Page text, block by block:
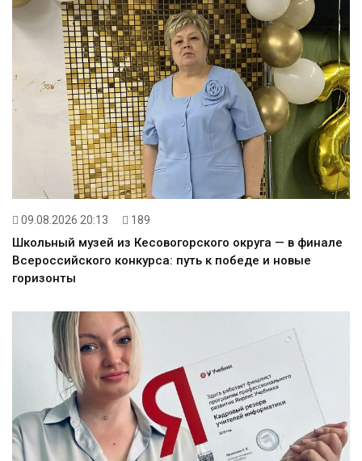
09.08.2026 20:13 189
Школьный музей из Кесовогорского округа — в финале
Всероссийского конкурса: путь к победе и новые
горизонты